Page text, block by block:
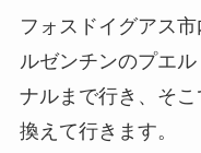
フォスドイグアス
ルゼンチンのプエ
ナルまで行き、そ
換えて行きます。